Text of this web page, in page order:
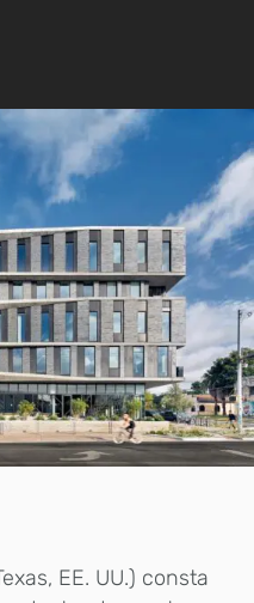
EE. UU.) consta